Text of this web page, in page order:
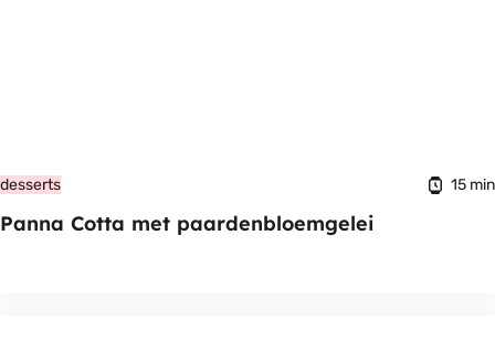
desserts 15 min
Panna Cotta met paardenbloemgelei